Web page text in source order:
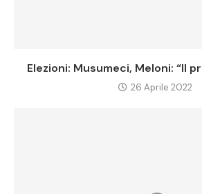
Elezioni: Musumeci, Meloni: “Il
26 Aprile 2022